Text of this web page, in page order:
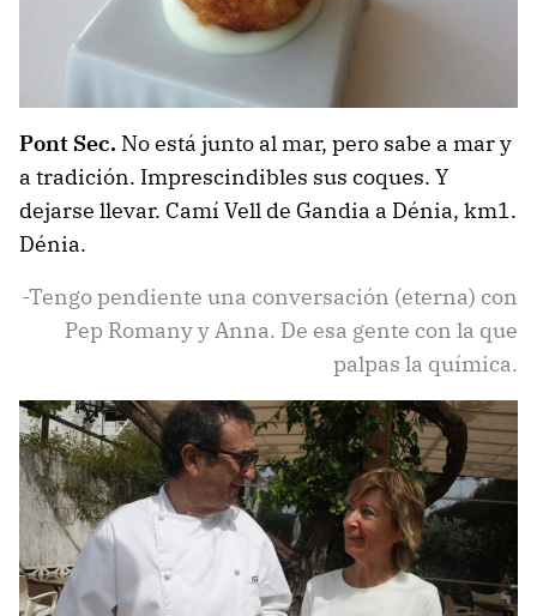
Pont Sec. No está junto al mar, pero sabe a mar y
a tradición. Imprescindibles sus coques. Y
dejarse llevar. Camí Vell de Gandia a Dénia, km1.
Dénia.
-Tengo pendiente una conversación (eterna) con
Pep Romany y Anna. De esa gente con la que
palpas la química.